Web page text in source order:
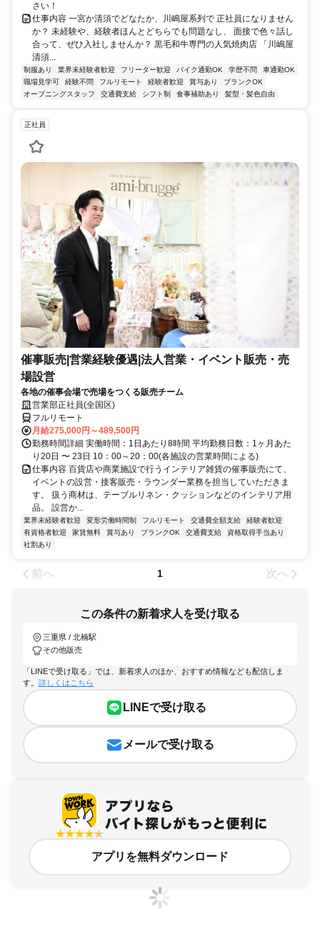
さい！
仕事内容 一宮か清須でどなたか、川嶋屋系列で 正社員になりません
か？ 未経験や、経験者ほんとどちらでも問題なし、 面接で色々話し
合って、ぜひ入社しませんか？ 黒毛和牛専門の人気焼肉店 「川嶋屋
清須...
制服あり 業界未経験者歓迎 フリーター歓迎 バイク通勤OK 学歴不問
車通勤OK
職場見学可
経験不問 フルリモート 経験者歓迎 賞与あり
ブランクOK
オープニングスタッフ
交通費支給 シフト制 食事補助あり 髪型・髪色自由
正社員
催事販売|営業経験優遇|法人営業・イベント販売・売
場設営
各地の催事会場で売場をつくる販売チーム
営業部正社員(全国区)
フルリモート
月給275,000円～489,500円
勤務時間詳細 実働時間：1日あたり8時間 平均勤務日数：1ヶ月あた
り20日 〜 23日 10：00～20：00(各施設の営業時間による)
仕事内容 百貨店や商業施設で行うインテリア雑貨の催事販売にて、
イベントの設営・接客販売・ラウンダー業務を担当していただきま
す。 扱う商材は、テーブルリネン・クッションなどのインテリア用
品。 設営か...
業界未経験者歓迎 変形労働時間制 フルリモート 交通費全額支給
経験者歓迎
有資格者歓迎
家賃無料 賞与あり ブランクOK 交通費支給
資格取得手当あり
社割あり
前へ 1 次へ
この条件の新着求人を受け取る
三重県 / 北楠駅
その他販売
「LINEで受け取る」では、新着求人のほか、おすすめ情報なども配信しま
す。 詳しくはこちら
LINEで受け取る
メールで受け取る
アプリを無料ダウンロード